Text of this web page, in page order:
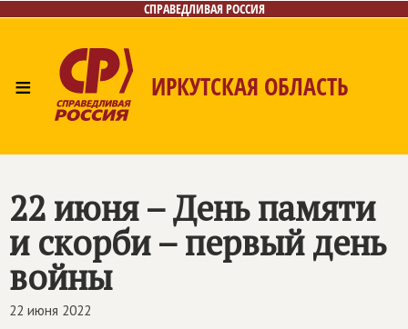
СПРАВЕДЛИВАЯ РОССИЯ
≡ ИРКУТСКАЯ ОБЛАСТЬ
Интернет-приёмная
22 июня – День памяти
и скорби – первый день
войны
22 июня 2022